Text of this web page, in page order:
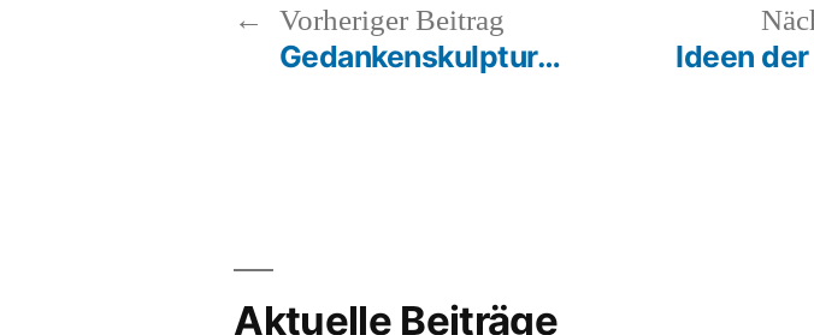
Beitragsnavigation
Vorheriger BeitragVorheriger
Beitrag:
Gedankenskulpturen Workshop in der HPT
Aktuelle Beiträge